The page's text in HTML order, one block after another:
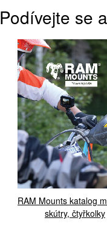
Podívejte se
RAM Mounts katalog
skútry, čtyřkolky